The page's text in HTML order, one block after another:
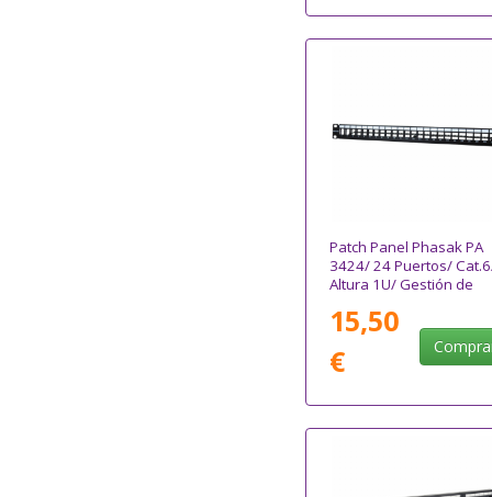
Patch Panel Phasak PA
3424/ 24 Puertos/
Altura 1U/ Gestión de
UTP No Incluidos
15,50
€